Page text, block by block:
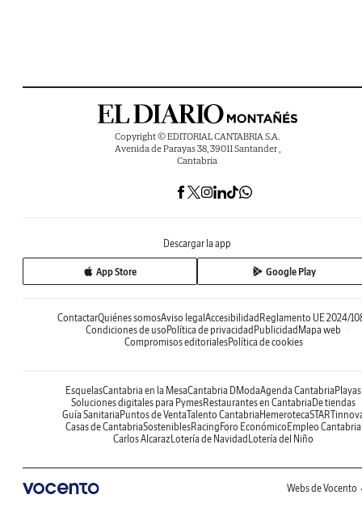
Copyright © EDITORIAL CANTABRIA S.A.
Avenida de Parayas 38, 39011 Santander ,
Cantabria
Descargar la app
App Store Google Play
ContactarQuiénes somosAviso legal Accesibilidad Reglamento UE 2024/
Condiciones de uso Política de privacidad Publicidad Mapa web
Compromisos editorialesPolítica de cookies
EsquelasCantabria en la MesaCantabria DModaAgenda Cantabria Playas
Soluciones digitales para PymesRestaurantes en Cantabria De tiendas
Guía Sanitaria Puntos de VentaTalento Cantabria Hemeroteca
Casas de CantabriaSosteniblesRacing Foro Económico Empleo Cantabria
Carlos AlcarazLotería de Navidad Lotería del Niño
Webs de Vocento